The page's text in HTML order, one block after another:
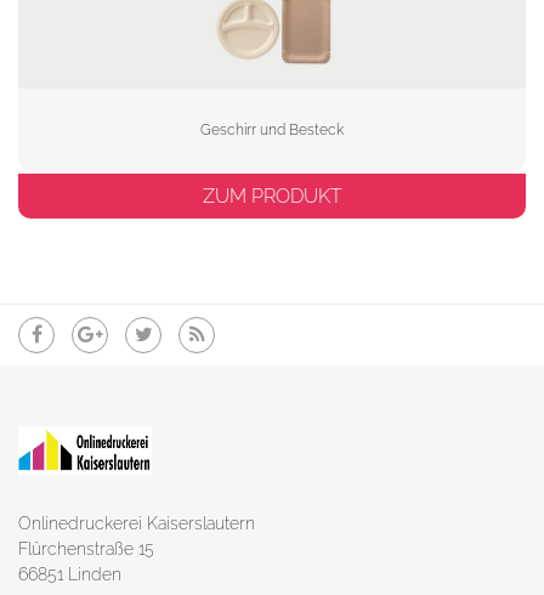
Geschirr und Besteck
ZUM PRODUKT
Onlinedruckerei Kaiserslautern
Flürchenstraße 15
66851 Linden